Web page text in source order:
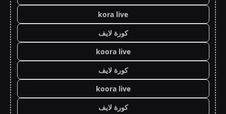
kora live
كورة لايف
koora live
كورة لايف
koora live
كورة لايف